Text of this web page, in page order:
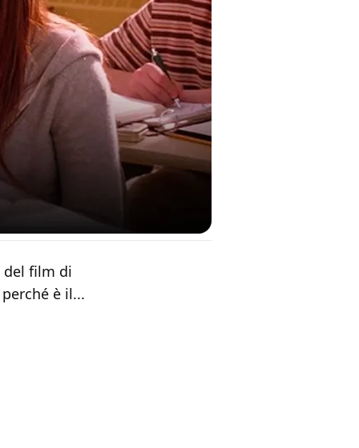
film di
è il...